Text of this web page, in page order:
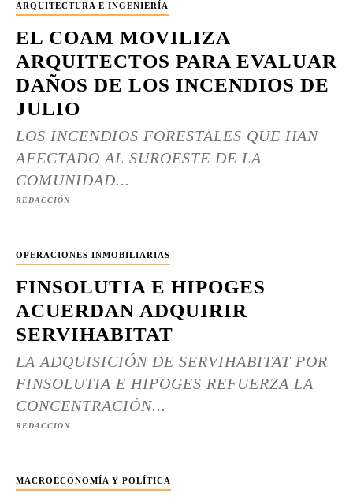
ARQUITECTURA E INGENIERÍA
EL COAM MOVILIZA
ARQUITECTOS PARA EVALUAR
DAÑOS DE LOS INCENDIOS DE
JULIO
LOS INCENDIOS FORESTALES QUE HAN
AFECTADO AL SUROESTE DE LA
COMUNIDAD...
REDACCIÓN
OPERACIONES INMOBILIARIAS
FINSOLUTIA E HIPOGES
ACUERDAN ADQUIRIR
SERVIHABITAT
LA ADQUISICIÓN DE SERVIHABITAT POR
FINSOLUTIA E HIPOGES REFUERZA LA
CONCENTRACIÓN...
REDACCIÓN
MACROECONOMÍA Y POLÍTICA